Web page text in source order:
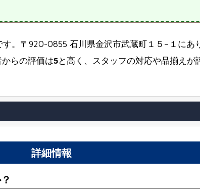
す。〒920-0855 石川県金沢市武蔵町１５−１にあ
らの評価は5と高く、スタッフの対応や品揃え
詳細情報